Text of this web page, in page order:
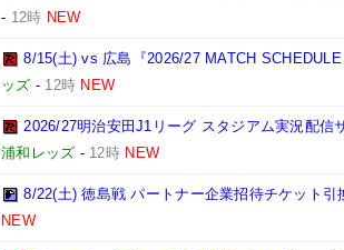
- 12時 NEW
8/15(土) vs 広島『2026/27 MATCH
ッズ - 12時 NEW
2026/27明治安田J1リーグ スタジアム実況配信
浦和レッズ - 12時 NEW
8/22(土) 徳島戦 パートナー企業招待チケット引
NEW